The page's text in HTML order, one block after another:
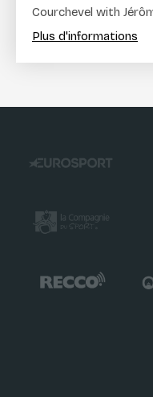
Courchevel with
Plus d'informations